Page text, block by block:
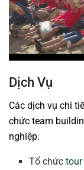
Dịch Vụ
Các dịch vụ chi
chức team
nghiệp.
Tổ chức